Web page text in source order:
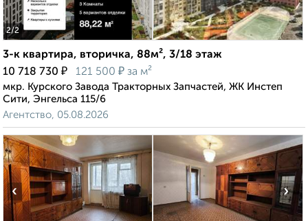
2/2
3-к квартира, вторичка, 88м², 3/18 этаж
10 718 730 ₽ 121 500 ₽ за м²
мкр. Курского Завода Тракторных Запчастей, ЖК Инстеп
Сити, Энгельса 115/6
Агентство, 05.08.2026
‹ ›